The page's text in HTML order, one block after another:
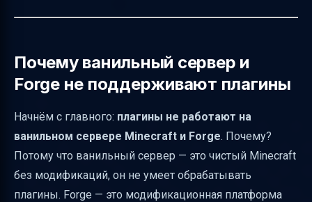
Установка плагинов в 1 клик через панель
хостинга
продакшн сервер
Особенности ядра Paper и его форков
Установка плагинов через файловый
менеджер панели
Почему ванильный сервер и
Forge не поддерживают плагины
Начнём с главного: плагины не работают на
ванильном сервере Minecraft и Forge. Почему?
Потому что ванильный сервер — это чистый Minecraft
без модификаций, он не умеет обрабатывать
плагины. Forge — это модификационная платформа